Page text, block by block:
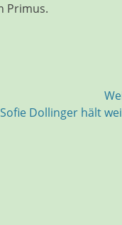
Primus.
Dollinger hält